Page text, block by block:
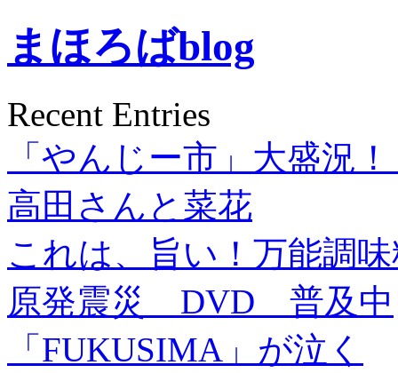
まほろばblog
Recent Entries
「やんじー市」大盛況
高田さんと菜花
これは、旨い！万能調
原発震災 DVD 普及中
「FUKUSIMA」が泣く